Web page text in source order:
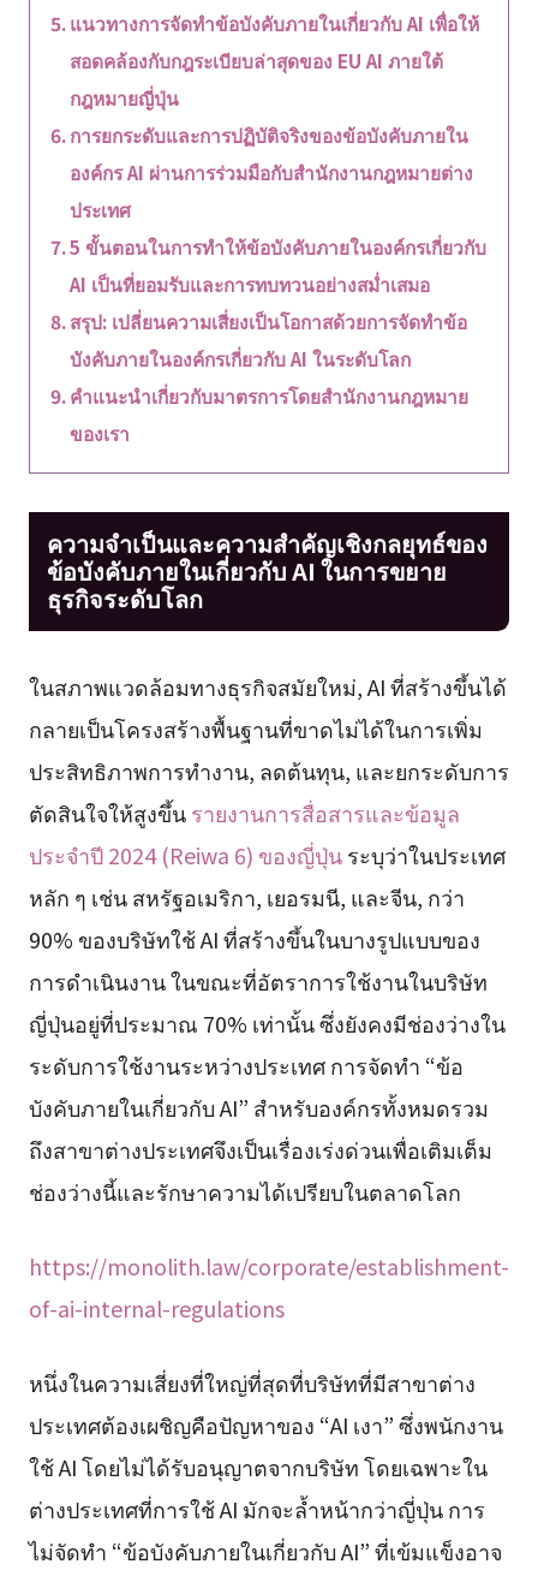
แนวทางการจัดทำข้อบังคับภายในเกี่ยวกับ AI เพื่อให้
สอดคล้องกับกฎระเบียบล่าสุดของ EU AI ภายใต้
กฎหมายญี่ปุ่น
การยกระดับและการปฏิบัติจริงของข้อบังคับภายใน
องค์กร AI ผ่านการร่วมมือกับสำนักงานกฎหมายต่าง
ประเทศ
5 ขั้นตอนในการทำให้ข้อบังคับภายในองค์กรเกี่ยวกับ
AI เป็นที่ยอมรับและการทบทวนอย่างสม่ำเสมอ
สรุป: เปลี่ยนความเสี่ยงเป็นโอกาสด้วยการจัดทำข้อ
บังคับภายในองค์กรเกี่ยวกับ AI ในระดับโลก
คำแนะนำเกี่ยวกับมาตรการโดยสำนักงานกฎหมาย
ของเรา
ความจำเป็นและความสำคัญเชิงกลยุทธ์ของ
ข้อบังคับภายในเกี่ยวกับ AI ในการขยาย
ธุรกิจระดับโลก
ในสภาพแวดล้อมทางธุรกิจสมัยใหม่, AI ที่สร้างขึ้นได้
กลายเป็นโครงสร้างพื้นฐานที่ขาดไม่ได้ในการเพิ่ม
ประสิทธิภาพการทำงาน, ลดต้นทุน, และยกระดับการ
ตัดสินใจให้สูงขึ้นรายงานการสื่อสารและข้อมูล
ประจำปี 2024 (Reiwa 6) ของญี่ปุ่นระบุว่าในประเทศ
หลัก ๆ เช่น สหรัฐอเมริกา, เยอรมนี, และจีน, กว่า
90% ของบริษัทใช้ AI ที่สร้างขึ้นในบางรูปแบบของ
การดำเนินงาน ในขณะที่อัตราการใช้งานในบริษัท
ญี่ปุ่นอยู่ที่ประมาณ 70% เท่านั้น ซึ่งยังคงมีช่องว่างใน
ระดับการใช้งานระหว่างประเทศ การจัดทำ “ข้อ
บังคับภายในเกี่ยวกับ AI” สำหรับองค์กรทั้งหมดรวม
ถึงสาขาต่างประเทศจึงเป็นเรื่องเร่งด่วนเพื่อเติมเต็ม
ช่องว่างนี้และรักษาความได้เปรียบในตลาดโลก
https://monolith.law/corporate/establishment-
of-ai-internal-regulations
หนึ่งในความเสี่ยงที่ใหญ่ที่สุดที่บริษัทที่มีสาขาต่าง
ประเทศต้องเผชิญคือปัญหาของ “AI เงา” ซึ่งพนักงาน
ใช้ AI โดยไม่ได้รับอนุญาตจากบริษัท โดยเฉพาะใน
ต่างประเทศที่การใช้ AI มักจะล้ำหน้ากว่าญี่ปุ่น การ
ไม่จัดทำ “ข้อบังคับภายในเกี่ยวกับ AI” ที่เข้มแข็งอาจ